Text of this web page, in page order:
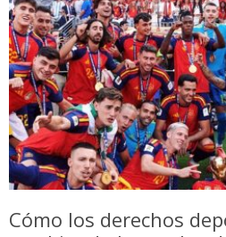
Cómo los derechos